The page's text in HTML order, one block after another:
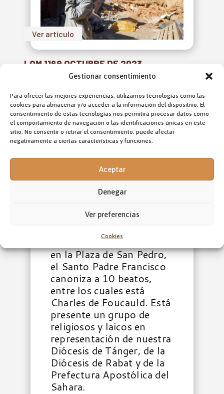
Gestionar consentimiento
Para ofrecer las mejores experiencias, utilizamos tecnologías como las
cookies para almacenar y/o acceder a la información del dispositivo. El
consentimiento de estas tecnologías nos permitirá procesar datos como
el comportamiento de navegación o las identificaciones únicas en este
sitio. No consentir o retirar el consentimiento, puede afectar
negativamente a ciertas características y funciones.
Aceptar
Denegar
Ver preferencias
Cookies
Ver artículo
LOM 1169 OCTUBRE DE 2023
SI ASÍ ES EL
SERVIDOR
¿CÓMO DEBE
SER EL
en la Plaza de San Pedro,
el Santo Padre Francisco
canoniza a 10 beatos,
entre los cuales está
Charles de Foucauld. Está
presente un grupo de
religiosos y laicos en
representación de nuestra
Diócesis de Tánger, de la
Diócesis de Rabat y de la
Prefectura Apostólica del
Sahara.